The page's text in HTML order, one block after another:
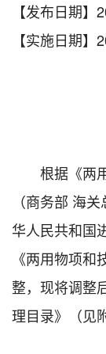
【发布日期】
【实施日期】
根据《两
（商务部 海
华人民共和国
《两用物项
整，现将调整
理目录》（见